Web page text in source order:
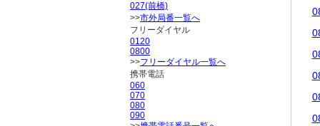
027(前橋)
>>市外局番一覧へ
フリーダイヤル
0120
0800
>>フリーダイヤル一覧へ
携帯電話
060
070
080
090